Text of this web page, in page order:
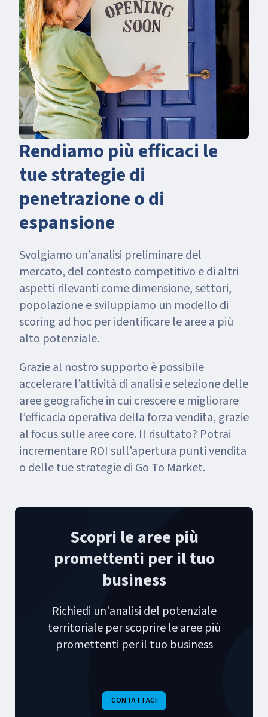
Rendiamo più efficaci le
tue strategie di
penetrazione o di
espansione
Svolgiamo un’analisi preliminare del
mercato, del contesto competitivo e di altri
aspetti rilevanti come dimensione, settori,
popolazione e sviluppiamo un modello di
scoring ad hoc per identificare le aree a più
alto potenziale.
Grazie al nostro supporto è possibile
accelerare l’attività di analisi e selezione delle
aree geografiche in cui crescere e migliorare
l’efficacia operativa della forza vendita, grazie
al focus sulle aree core. Il risultato? Potrai
incrementare ROI sull’apertura punti vendita
o delle tue strategie di Go To Market.
Scopri le aree più
promettenti per il tuo
business
Richiedi un'analisi del potenziale
territoriale per scoprire le aree più
promettenti per il tuo business
CONTATTACI